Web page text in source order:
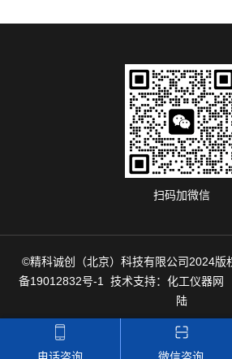
扫码加微信
©精科诚创（北京）科技有限公司2024版
备19012832号-1
技术支持： 化工仪器网
陆